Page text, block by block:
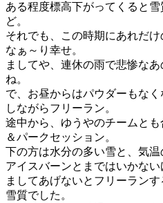
ある程度標高下がってくると
ど。
それでも、この時期にあれだ
なぁ～り幸せ。
ましてや、連休の雨で悲惨な
ね。
で、お昼からはパウダーもな
しながらフリーラン。
途中から、ゆうやのチームと
＆パークセッション。
下の方は水分の多い雪と、気温
アイスバーンとまではいかな
ましてあげないとフリーラン
雪質でした。